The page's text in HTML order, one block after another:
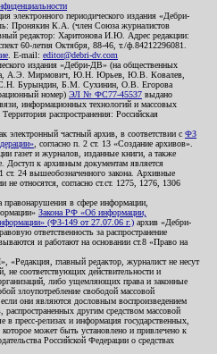
электронного периодического издания «Дебри-
Пронякин К.А. (член Союза журналистов
редактор: Харитонова И.Ю. Адрес редакции:
60-летия Октября, 88-46, т./ф.84212296081.
. E-mail: editor@debri-dv.com
издания «Дебри-ДВ» (на общественных
А.Э. Мирмович, Ю.Н. Юрьев, Ю.В. Ковалев,
Бурындин, Б.М. Сухинин, О.В. Егорова
номер) ЭЛ № ФС77-45537 выдано
информационных технологий и массовых
распространения: Российская
частный архив, в соответствии с ФЗ
, согласно п. 2 ст. 13 «Создание архивов».
газет и журналов, изданные книги, а также
Доступ к архивным документам является
ст. 24 вышеобозначенного закона. Архивные
не относятся, согласно ст.ст. 1275, 1276, 1306
правонарушения в сфере информации,
Закона РФ «Об информации,
(ФЗ-149 от 27.07.06 г.) архив «Дебри-
ответственность за распространение
и работают на основании ст.8 «Право на
главный редактор, журналист не несут
не соответствующих действительности и
либо ущемляющих права и законные
злоупотребление свободой массовой
они являются дословным воспроизведением
другим средством массовой
пресс-релизах и информация государственных,
может быть установлено и привлечено к
Российской Федерации о средствах